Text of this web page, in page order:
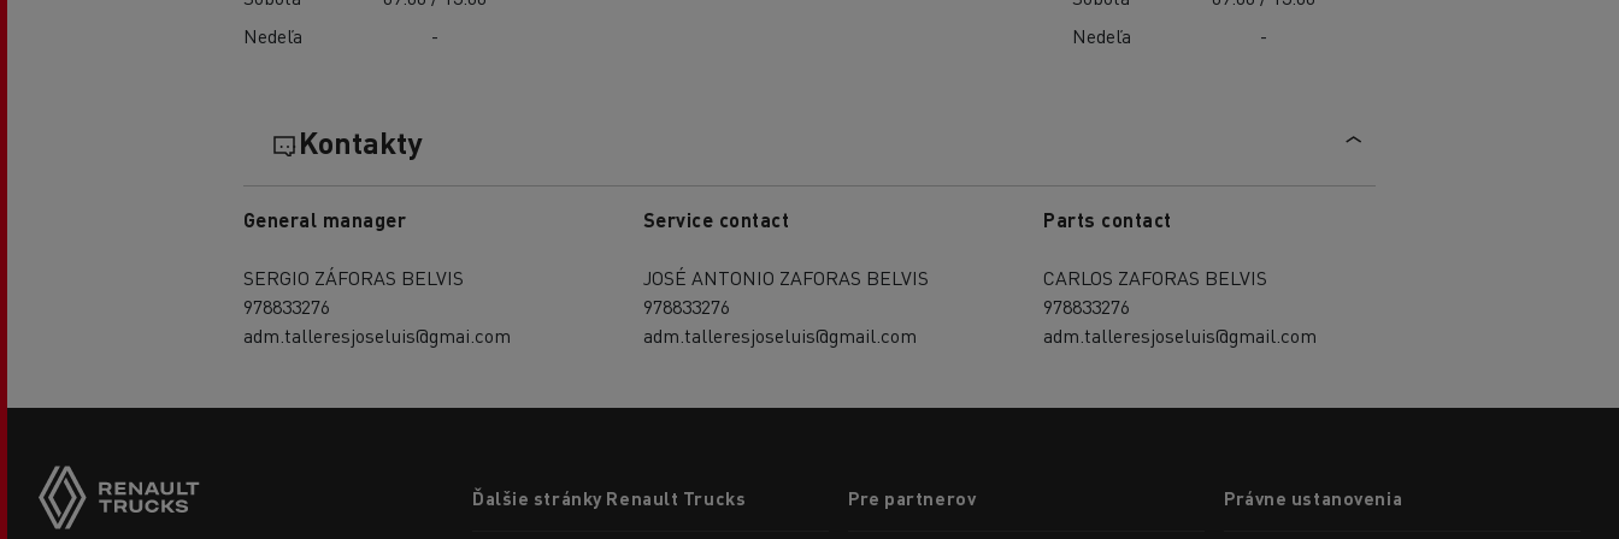
Nedeľa
-
Nedeľa
-
Kontakty
General manager
SERGIO ZÁFORAS BELVIS
978833276
adm.talleresjoseluis@gmai.com
Service contact
JOSÉ ANTONIO ZAFORAS BELVIS
978833276
adm.talleresjoseluis@gmail.com
Parts contact
CARLOS ZAFORAS BELVIS
978833276
adm.talleresjoseluis@gmail.com
menuĎalšie stránky Renault Trucks Pre partnerov Právne ustanovenia